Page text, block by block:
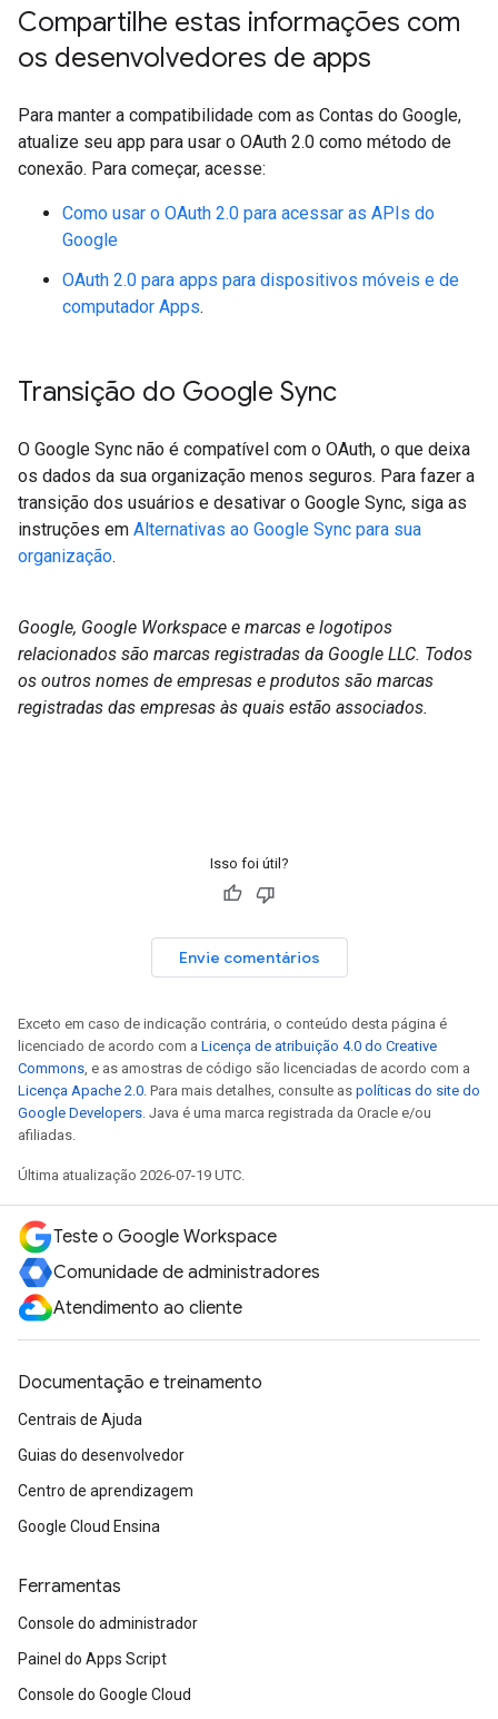
Compartilhe estas informações com
os desenvolvedores de apps
Para manter a compatibilidade com as Contas do Google,
atualize seu app para usar o OAuth 2.0 como método de
conexão. Para começar, acesse:
Como usar o OAuth 2.0 para acessar as APIs do
Google
OAuth 2.0 para apps para dispositivos móveis e de
computador Apps.
Transição do Google Sync
O Google Sync não é compatível com o OAuth, o que deixa
os dados da sua organização menos seguros. Para fazer a
transição dos usuários e desativar o Google Sync, siga as
instruções em Alternativas ao Google Sync para sua
organização.
Google, Google Workspace e marcas e logotipos
relacionados são marcas registradas da Google LLC. Todos
os outros nomes de empresas e produtos são marcas
registradas das empresas às quais estão associados.
Isso foi útil?
Envie comentários
Exceto em caso de indicação contrária, o conteúdo desta página é
licenciado de acordo com a Licença de atribuição 4.0 do Creative
Commons, e as amostras de código são licenciadas de acordo com a
Licença Apache 2.0. Para mais detalhes, consulte as políticas do site do
Google Developers. Java é uma marca registrada da Oracle e/ou
afiliadas.
Última atualização 2026-07-19 UTC.
Teste o Google Workspace
Comunidade de administradores
Atendimento ao cliente
Documentação e treinamento
Centrais de Ajuda
Guias do desenvolvedor
Centro de aprendizagem
Google Cloud Ensina
Ferramentas
Console do administrador
Painel do Apps Script
Console do Google Cloud